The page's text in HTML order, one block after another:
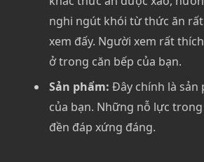
nghi ngút khói từ thức ăn
xem đấy. Người xem rất
ở trong căn bếp của bạn.
Sản phẩm: Đây chính là sản
của bạn. Những nỗ lực
đền đáp xứng đáng.